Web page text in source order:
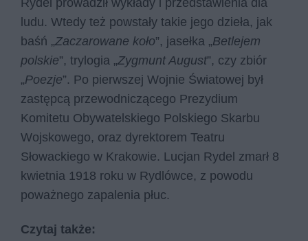
Rydel prowadził wykłady i przedstawienia dla
ludu. Wtedy też powstały takie jego dzieła, jak
baśń „Zaczarowane koło”, jasełka „Betlejem
polskie”, trylogia „Zygmunt August”, czy zbiór
„Poezje”. Po pierwszej Wojnie Światowej był
zastępcą przewodniczącego Prezydium
Komitetu Obywatelskiego Polskiego Skarbu
Wojskowego, oraz dyrektorem Teatru
Słowackiego w Krakowie. Lucjan Rydel zmarł 8
kwietnia 1918 roku w Rydlówce, z powodu
poważnego zapalenia płuc.
Czytaj także: